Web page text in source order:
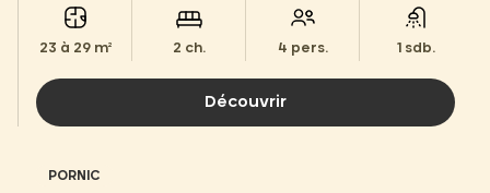
23 à 29 m² 2 ch. 4 pers. 1 sdb.
Découvrir
PORNIC